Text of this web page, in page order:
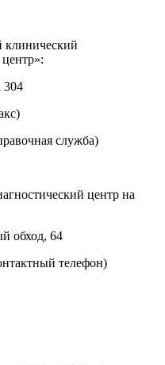
304
служба)
центр на
обход, 64
телефон)